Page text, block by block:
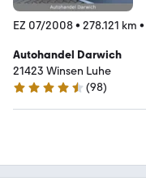
EZ 07/2008• 278.121 km •
Autohandel Darwich
21423 Winsen Luhe
4.7 Sterne
(98)